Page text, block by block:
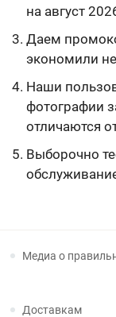
на август
Даем
экономили
Наши
фотографии
отличаются
Выборочно
Медиа о
Доставкам